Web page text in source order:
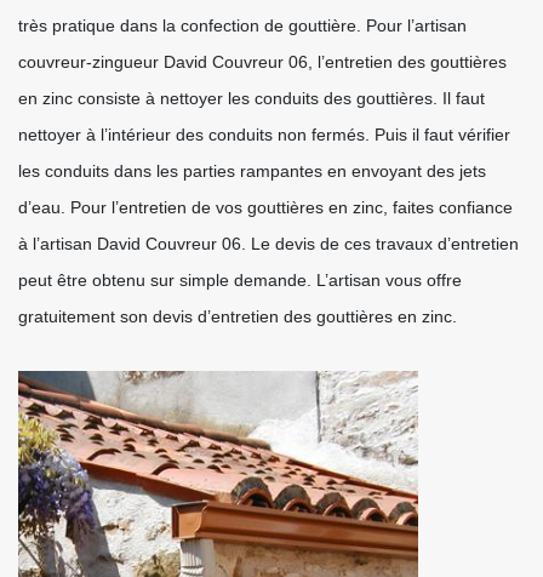
très pratique dans la confection de gouttière. Pour l’artisan
couvreur-zingueur David Couvreur 06, l’entretien des gouttières
en zinc consiste à nettoyer les conduits des gouttières. Il faut
nettoyer à l’intérieur des conduits non fermés. Puis il faut vérifier
les conduits dans les parties rampantes en envoyant des jets
d’eau. Pour l’entretien de vos gouttières en zinc, faites confiance
à l’artisan David Couvreur 06. Le devis de ces travaux d’entretien
peut être obtenu sur simple demande. L’artisan vous offre
gratuitement son devis d’entretien des gouttières en zinc.